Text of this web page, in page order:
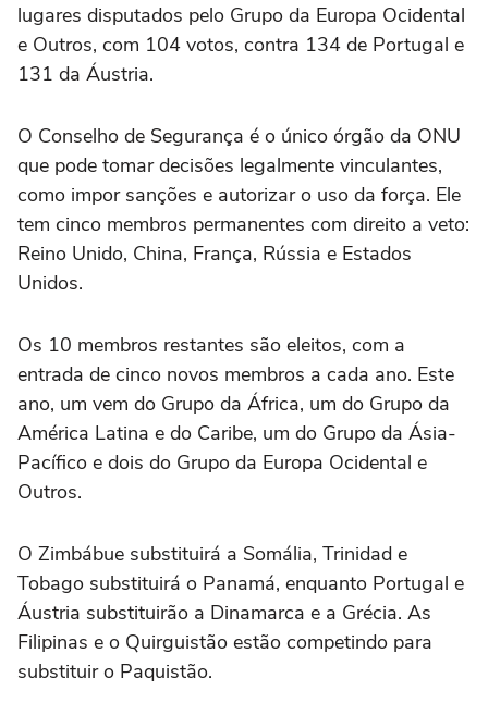
lugares disputados pelo Grupo da Europa Ocidental
e ‌Outros, com 104 votos, contra 134 ‌de Portugal e
⁠131 ⁠da Áustria.
O Conselho de Segurança é o único ⁠órgão da ‌ONU
que pode ‌tomar decisões legalmente vinculantes,
como impor sanções e autorizar o uso da força. Ele
tem cinco membros permanentes ⁠com direito a veto:
Reino Unido, China, França, Rússia e Estados
Unidos.
Os 10 membros restantes são eleitos, com a
entrada ‌de cinco novos membros a cada ano. Este
ano, um vem do Grupo ⁠da África, um do Grupo da
América Latina e do Caribe, um do Grupo da Ásia-
Pacífico e dois do Grupo da Europa Ocidental e
Outros.
O Zimbábue substituirá a Somália, Trinidad e
Tobago substituirá o Panamá, enquanto Portugal e
Áustria substituirão a Dinamarca e a Grécia. As
Filipinas e o Quirguistão estão competindo para
substituir o Paquistão.